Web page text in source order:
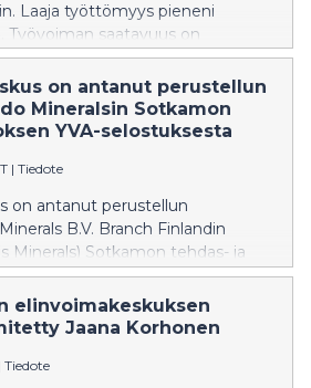
Laaja työttömyys pieneni
Työvoiman saatavuus on
kun työpaikkojen määrä on
takia.
on antanut perustellun
Mineralsin Sotkamon
YVA-selostuksesta
| Tiedote
on antanut perustellun
B.V. Branch Finlandin
Minerals) Sotkamon tehdas- ja
ja vesienhallinta -
arviointiselostuksesta.
elinvoimakeskuksen
Jaana Korhonen
Tiedote